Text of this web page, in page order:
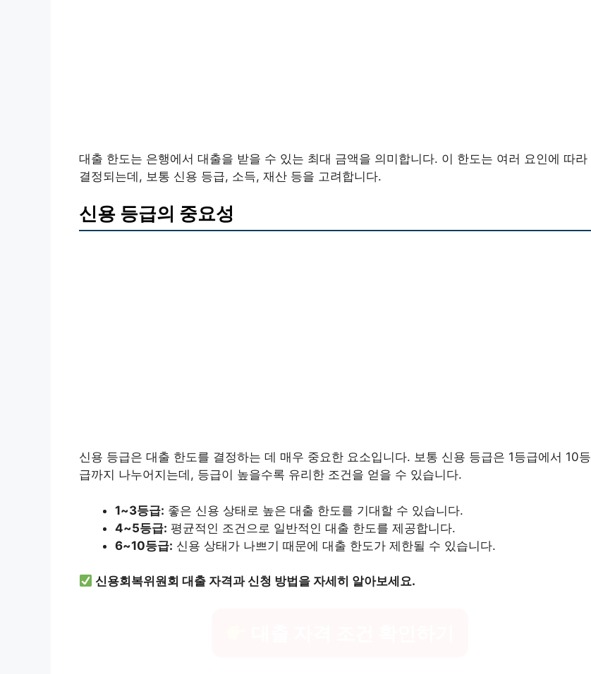
대출 한도는 은행에서 대출을 받을 수 있는 최대 금액을 의미합니다. 이 한도는 여러 요인에 따라
결정되는데, 보통 신용 등급, 소득, 재산 등을 고려합니다.
신용 등급의 중요성
신용 등급은 대출 한도를 결정하는 데 매우 중요한 요소입니다. 보통 신용 등급은 1등급에서 10등
급까지 나누어지는데, 등급이 높을수록 유리한 조건을 얻을 수 있습니다.
1~3등급: 좋은 신용 상태로 높은 대출 한도를 기대할 수 있습니다.
4~5등급: 평균적인 조건으로 일반적인 대출 한도를 제공합니다.
6~10등급: 신용 상태가 나쁘기 때문에 대출 한도가 제한될 수 있습니다.
신용회복위원회 대출 자격과 신청 방법을 자세히 알아보세요.